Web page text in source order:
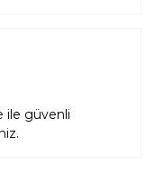
ile güvenli